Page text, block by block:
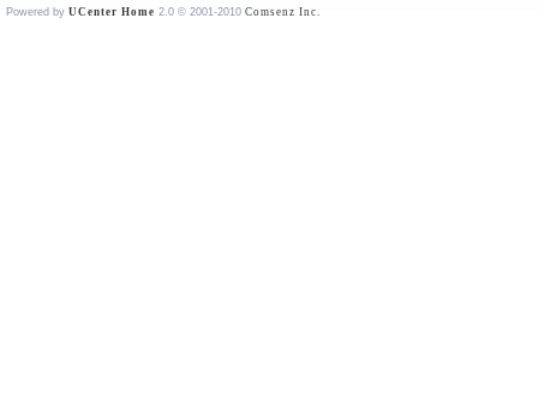
Powered by UCenter Home 2.0 © 2001-2010 Comsenz Inc.